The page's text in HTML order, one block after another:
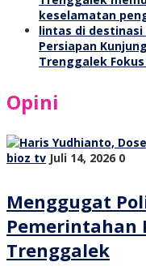
Persiapan
Trenggalek
Opini
bioz tv Juli 14, 2026 0
Menggugat
Pemerintahan
Trenggalek